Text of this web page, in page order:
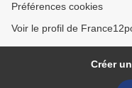
Préférences cookies
Voir le profil de
Créer